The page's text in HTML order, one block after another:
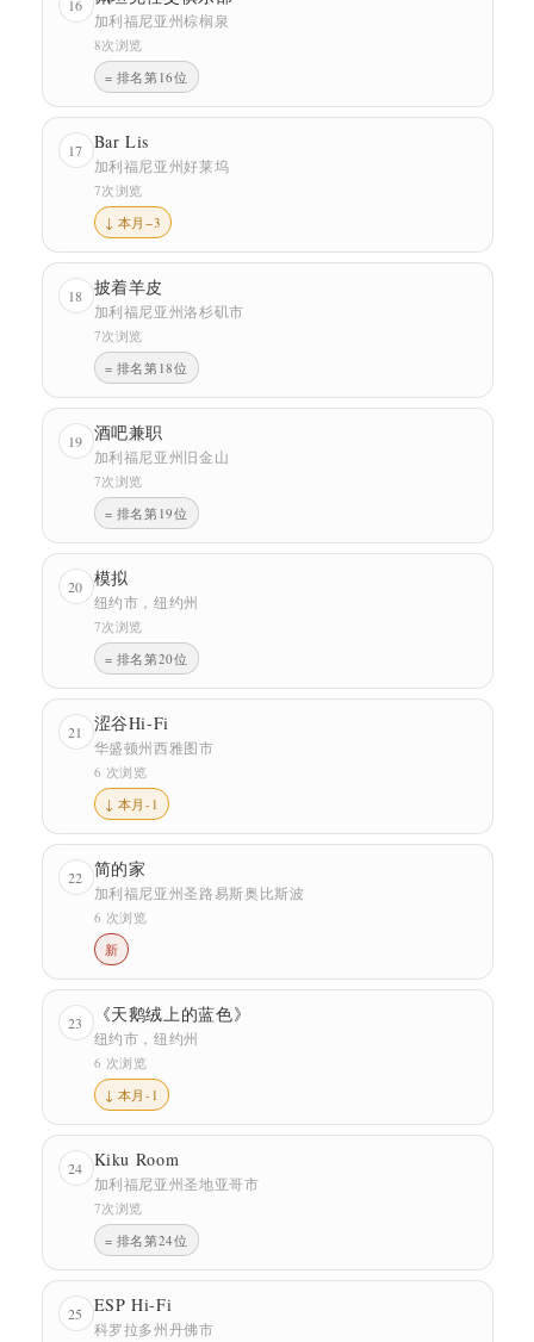
16
加利福尼亚州棕榈泉
8次浏览
= 排名第16位
17 Bar Lis
加利福尼亚州好莱坞
7次浏览
↓ 本月−3
18 披着羊皮
加利福尼亚州洛杉矶市
7次浏览
= 排名第18位
19 酒吧兼职
加利福尼亚州旧金山
7次浏览
= 排名第19位
20 模拟
纽约市，纽约州
7次浏览
= 排名第20位
21 涩谷Hi-Fi
华盛顿州西雅图市
6 次浏览
↓ 本月-1
22 简的家
加利福尼亚州圣路易斯奥比斯波
6 次浏览
新
23 《天鹅绒上的蓝色》
纽约市，纽约州
6 次浏览
↓ 本月-1
24 Kiku Room
加利福尼亚州圣地亚哥市
7次浏览
= 排名第24位
25 ESP Hi-Fi
科罗拉多州丹佛市